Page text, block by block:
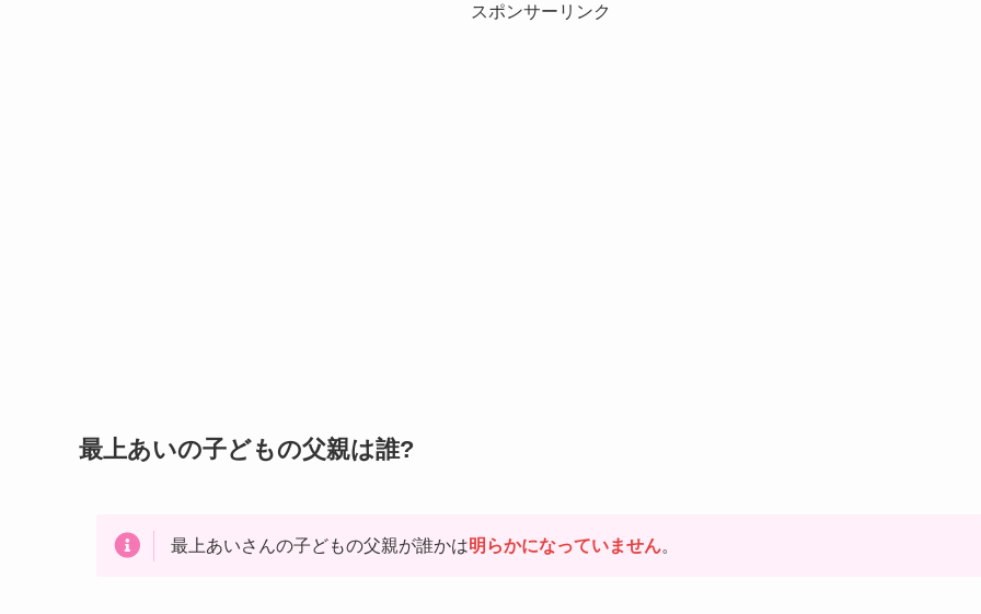
スポンサーリンク
最上あいの子どもの父親は誰?
最上あいさんの子どもの父親が誰かは明らかになっていません。